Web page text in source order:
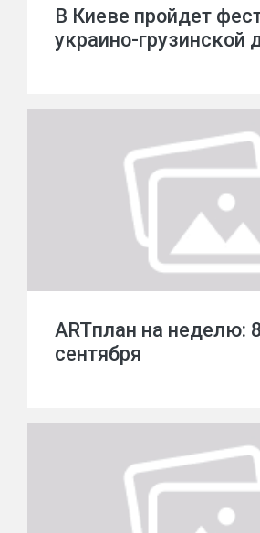
В Киеве пройдет
украино-грузинской
ARTплан на неделю:
сентября